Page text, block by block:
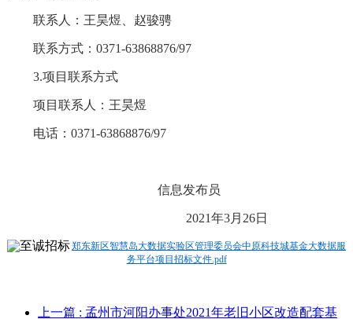
联系人：王昊煜、 赵骏骋
联系方式： 0371-63868876/97
3.项目联系方式
项目联系人：王昊煜
电话： 0371-63868876/97
信息发布员
2021年3月 26日
郑东新区智慧岛大数据实验区管理委员会中原科技城基金大数据服
务平台项目招标文件.pdf
上一篇 : 孟州市河阳办事处2021年老旧小区改造配套基